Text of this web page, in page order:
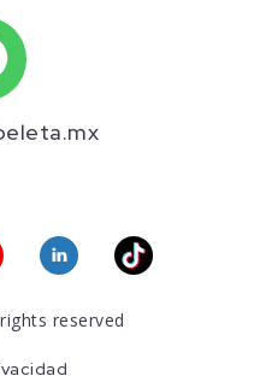
reserved